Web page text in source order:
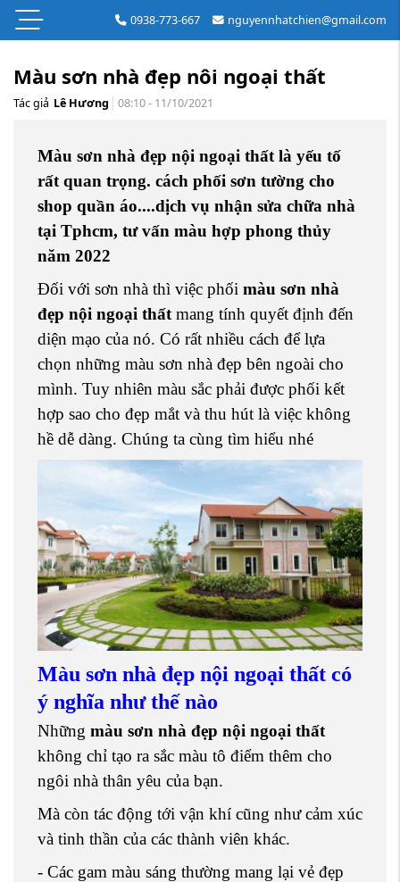
0938-773-667 nguyennhatchien@gmail.com
Màu sơn nhà đẹp nôi ngoại thất
Tác giả Lê Hương 08:10 - 11/10/2021
Màu sơn nhà đẹp nội ngoại thất là yếu tố
rất quan trọng. cách phối sơn tường cho
shop quần áo....dịch vụ nhận sửa chữa nhà
tại Tphcm, tư vấn màu hợp phong thủy
năm 2022
Đối với sơn nhà thì việc phối màu sơn nhà
đẹp nội ngoại thất mang tính quyết định đến
diện mạo của nó. Có rất nhiều cách để lựa
chọn những màu sơn nhà đẹp bên ngoài cho
mình. Tuy nhiên màu sắc phải được phối kết
hợp sao cho đẹp mắt và thu hút là việc không
hề dễ dàng. Chúng ta cùng tìm hiểu nhé
Màu sơn nhà đẹp nội ngoại thất có
ý nghĩa như thế nào
Những màu sơn nhà đẹp nội ngoại thất
không chỉ tạo ra sắc màu tô điểm thêm cho
ngôi nhà thân yêu của bạn.
Mà còn tác động tới vận khí cũng như cảm xúc
và tinh thần của các thành viên khác.
- Các gam màu sáng thường mang lại vẻ đẹp